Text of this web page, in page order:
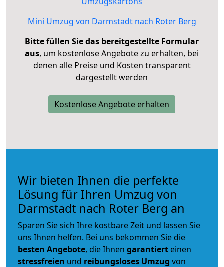
Mini Umzug von Darmstadt nach Roter Berg
Bitte füllen Sie das bereitgestellte Formular
aus, um kostenlose Angebote zu erhalten, bei
denen alle Preise und Kosten transparent
dargestellt werden
Kostenlose Angebote erhalten
Wir bieten Ihnen die perfekte
Lösung für Ihren Umzug von
Darmstadt nach Roter Berg an
Sparen Sie sich Ihre kostbare Zeit und lassen Sie
uns Ihnen helfen. Bei uns bekommen Sie die
besten Angebote, die Ihnen garantiert einen
stressfreien und reibungsloses Umzug von